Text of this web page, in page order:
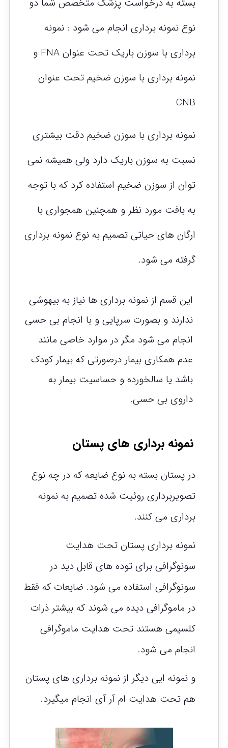
بسته به درخواست پزشک متخصص شما دو
نوع نمونه برداری انجام می شود : نمونه
برداری با سوزن باریک تحت عنوان FNA و
نمونه برداری با سوزن ضخیم تحت عنوان
CNB
نمونه برداری با سوزن ضخیم دقت بیشتری
نسبت به سوزن باریک دارد ولی همیشه نمی
توان از سوزن ضخیم استفاده کرد که با توجه
به بافت مورد نظر و همچنین همجواری با
ارگان های حیاتی تصمیم به نوع نمونه برداری
گرفته می شود.
این قسم از نمونه برداری ها نیاز به بیهوشی
ندارند و بصورت سرپایی و با انجام بی حسی
انجام می شود مگر در موارد خاصی مانند
عدم همکاری بیمار درصورتی که بیمار کودک
باشد یا سالخورده و حساسیت بیمار به
داروی بی حسی.
نمونه برداری های پستان
در پستان بسته به نوع ضایعه که در چه نوع
تصویربرداری روئیت شده تصمیم به نمونه
برداری می کنند.
نمونه برداری پستان تحت هدایت
سونوگرافی برای توده های قابل دید در
سونوگرافی استفاده می شود. ضایعات که فقط
در ماموگرافی دیده می شوند که بیشتر ذرات
کلسیمی هستند تحت هدایت ماموگرافی
انجام می شود.
و نمونه ایی دیگر از نمونه برداری های پستان
هم تحت هدایت ام آر آی انجام میگیرد.